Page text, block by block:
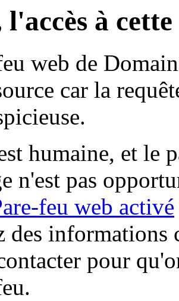
l'accès à
web de
car la
humaine, et le
n'est pas
feu web activé
des informations
pour